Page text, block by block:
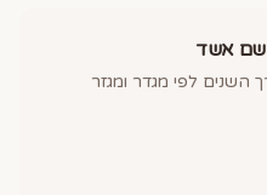
אשד
השנים לפי מגדר ומגזר